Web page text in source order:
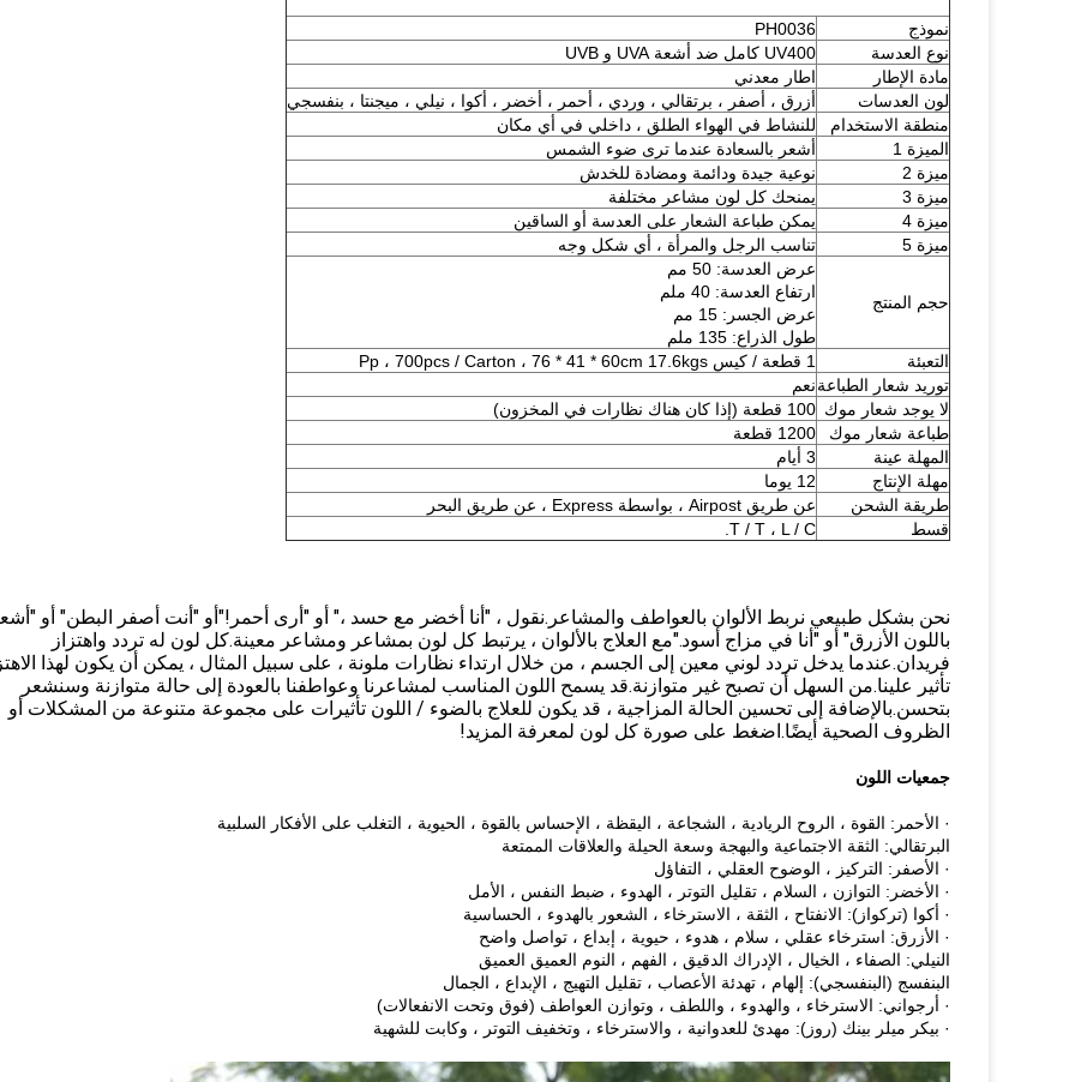
نموذج
PH0036
نوع العدسة
UV400 كامل ضد أشعة UVA و UVB
مادة الإطار
اطار معدني
لون العدسات
أزرق ، أصفر ، برتقالي ، وردي ، أحمر ، أخضر ، أكوا ، نيلي ، ميجنتا ، بنفسجي
منطقة الاستخدام
للنشاط في الهواء الطلق ، داخلي في أي مكان
الميزة 1
أشعر بالسعادة عندما ترى ضوء الشمس
ميزة 2
نوعية جيدة ودائمة ومضادة للخدش
ميزة 3
يمنحك كل لون مشاعر مختلفة
ميزة 4
يمكن طباعة الشعار على العدسة أو الساقين
ميزة 5
تناسب الرجل والمرأة ، أي شكل وجه
حجم المنتج
عرض العدسة: 50 مم
ارتفاع العدسة: 40 ملم
عرض الجسر: 15 مم
طول الذراع: 135 ملم
التعبئة
1 قطعة / كيس Pp ، 700pcs / Carton ، 76 * 41 * 60cm 17.6kgs
توريد شعار الطباعةنعم
لا يوجد شعار موك 100 قطعة (إذا كان هناك نظارات في المخزون)
طباعة شعار موك
1200 قطعة
المهلة عينة
3 أيام
مهلة الإنتاج
12 يوما
طريقة الشحن
عن طريق Airpost ، بواسطة Express ، عن طريق البحر
قسط
T / T ، L / C.
نحن بشكل طبيعي نربط الألوان بالعواطف والمشاعر.نقول ، "أنا أخضر مع حسد ،" أو "أرى أحمر!"أو "أنت أصفر البطن" أو
باللون الأزرق" أو "أنا في مزاج أسود."مع العلاج بالألوان ، يرتبط كل لون بمشاعر ومشاعر معينة.كل لون له تردد واهتزاز
فريدان.عندما يدخل تردد لوني معين إلى الجسم ، من خلال ارتداء نظارات ملونة ، على سبيل المثال ، يمكن أن يكون لهذا
تأثير علينا.من السهل أن تصبح غير متوازنة.قد يسمح اللون المناسب لمشاعرنا وعواطفنا بالعودة إلى حالة متوازنة وسنشعر
بتحسن.بالإضافة إلى تحسين الحالة المزاجية ، قد يكون للعلاج بالضوء / اللون تأثيرات على مجموعة متنوعة من المشكلات أو
الظروف الصحية أيضًا.اضغط على صورة كل لون لمعرفة المزيد!
جمعيات اللون
· الأحمر: القوة ، الروح الريادية ، الشجاعة ، اليقظة ، الإحساس بالقوة ، الحيوية ، التغلب على الأفكار السلبية
البرتقالي: الثقة الاجتماعية والبهجة وسعة الحيلة والعلاقات الممتعة
· الأصفر: التركيز ، الوضوح العقلي ، التفاؤل
· الأخضر: التوازن ، السلام ، تقليل التوتر ، الهدوء ، ضبط النفس ، الأمل
· أكوا (تركواز): الانفتاح ، الثقة ، الاسترخاء ، الشعور بالهدوء ، الحساسية
· الأزرق: استرخاء عقلي ، سلام ، هدوء ، حيوية ، إبداع ، تواصل واضح
النيلي: الصفاء ، الخيال ، الإدراك الدقيق ، الفهم ، النوم العميق العميق
البنفسج (البنفسجي): إلهام ، تهدئة الأعصاب ، تقليل التهيج ، الإبداع ، الجمال
· أرجواني: الاسترخاء ، والهدوء ، واللطف ، وتوازن العواطف (فوق وتحت الانفعالات)
· بيكر ميلر بينك (روز): مهدئ للعدوانية ، والاسترخاء ، وتخفيف التوتر ، وكابت للشهية